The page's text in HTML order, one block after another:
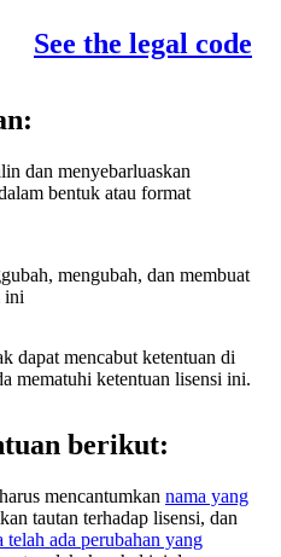
See the legal code
dan menyebarluaskan
bentuk atau format
mengubah, dan membuat
ini
dapat mencabut ketentuan di
mematuhi ketentuan lisensi ini.
berikut:
mencantumkan nama yang
tautan terhadap lisensi, dan
telah ada perubahan yang